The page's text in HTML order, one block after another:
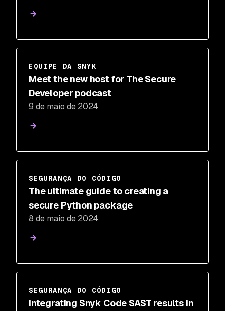
EQUIPE DA SNYK
Meet the new host for The Secure
Developer podcast
9 de maio de 2024
SEGURANÇA DO CÓDIGO
The ultimate guide to creating a
secure Python package
8 de maio de 2024
SEGURANÇA DO CÓDIGO
Integrating Snyk Code SAST results in